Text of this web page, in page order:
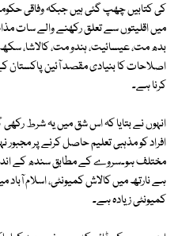
کی کتابیں چھپ گئی ہیں جبکہ وفاقی
میں اقلیتوں سے تعلق رکھنے والے سات
بدھ مت، عیسائیت، ہندو مت، کالاشا،
کرنا ہے۔
انہوں نے بتایا کہ اس شق میں یہ شرط
افراد کو مذہبی تعلیم حاصل کرنے پر
مختلف ہو۔سروے کے مطابق سندھ کے
ہے نارتھ میں کالاش کمیونٹی، اسلام
کمیونٹی زیادہ ہے۔